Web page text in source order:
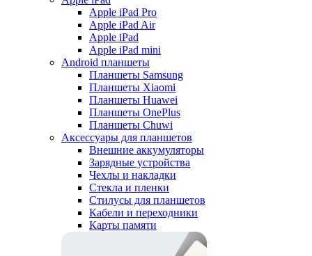
Apple iPad Pro
Apple iPad Air
Apple iPad
Apple iPad mini
Android планшеты
Планшеты Samsung
Планшеты Xiaomi
Планшеты Huawei
Планшеты OnePlus
Планшеты Chuwi
Аксессуары для планшетов
Внешние аккумуляторы
Зарядные устройства
Чехлы и накладки
Стекла и пленки
Стилусы для планшетов
Кабели и переходники
Карты памяти